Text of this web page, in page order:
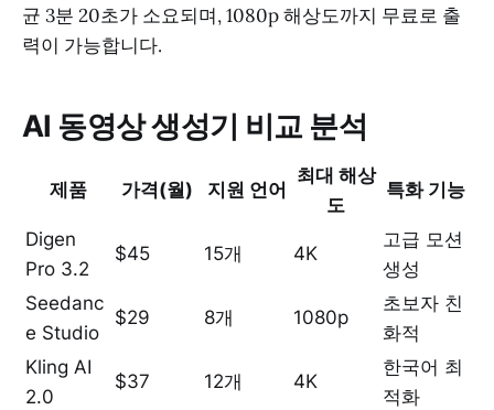
균 3분 20초가 소요되며, 1080p 해상도까지 무료로 출
력이 가능합니다.
AI 동영상 생성기 비교 분석
제품 가격(월) 지원 언어
최대 해상
도
특화 기능
Digen
Pro 3.2
$45 15개 4K
고급 모션
생성
Seedanc
e Studio
$29 8개 1080p
초보자 친
화적
Kling AI
2.0
$37 12개 4K
한국어 최
적화